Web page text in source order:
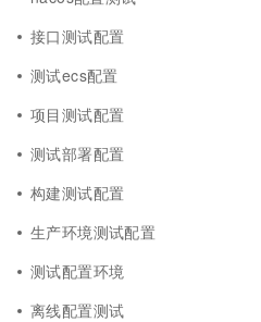
接口测试配置
测试ecs配置
项目测试配置
测试部署配置
构建测试配置
生产环境测试配置
测试配置环境
离线配置测试